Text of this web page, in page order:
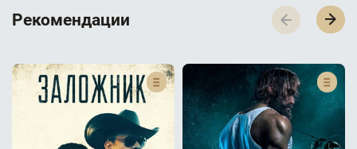
Р­­­е­­­к­­­о­­­м­­­е­­­н­­­д­­­а­­­ц­­­и­­­и